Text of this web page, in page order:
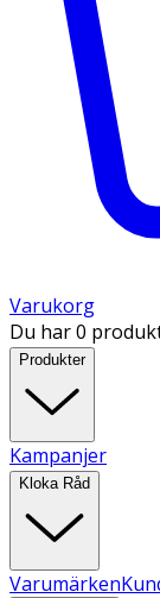
Varukorg
Du har 0
Produkter
Kampanjer
Kloka Råd
Varumärken